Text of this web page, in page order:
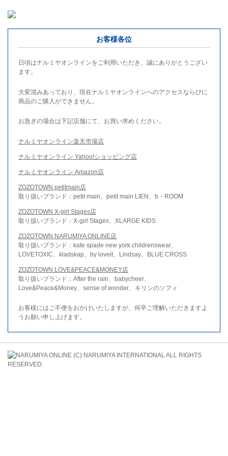
お客様各位
日頃はナルミヤオンラインをご利用いただき、誠にありがとうござい
ます。
大変混みあっており、現在ナルミヤオンラインへのアクセスならびに
商品のご購入ができません。
お急ぎの場合は下記店舗にて、お買い求めください。
ナルミヤオンライン楽天市場店
ナルミヤオンライン Yahoo!ショッピング店
ナルミヤオンライン Amazon店
ZOZOTOWN petitmain店
取り扱いブランド：petit main、petit main LIEN、b・ROOM
ZOZOTOWN X-girl Stages店
取り扱いブランド：X-girl Stages、XLARGE KIDS
ZOZOTOWN NARUMIYA ONLINE店
取り扱いブランド：kate spade new york childrenswear、
LOVETOXIC、kladskap、by loveit、Lindsay、BLUE CROSS
ZOZOTOWN LOVE&PEACE&MONEY店
取り扱いブランド：After the rain、babycheer、
Love&Peace&Money、sense of wonder、キリンのソフィ
お客様にはご不便をおかけいたしますが、何卒ご理解いただきますよ
うお願い申し上げます。